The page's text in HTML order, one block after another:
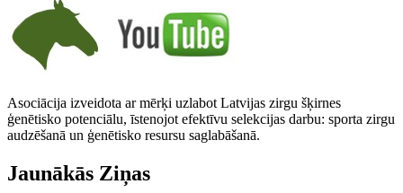
Asociācija izveidota ar mērķi uzlabot Latvijas zirgu šķirnes
ģenētisko potenciālu, īstenojot efektīvu selekcijas darbu: sporta zirgu
audzēšanā un ģenētisko resursu saglabāšanā.
Jaunākās Ziņas